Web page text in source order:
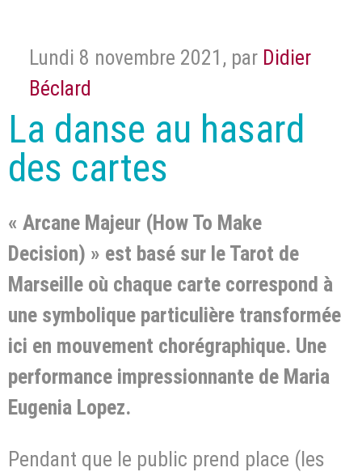
Lundi 8 novembre 2021 , par Didier
Béclard
La danse au hasard
des cartes
« Arcane Majeur (How To Make
Decision) » est basé sur le Tarot de
Marseille où chaque carte correspond à
une symbolique particulière transformée
ici en mouvement chorégraphique. Une
performance impressionnante de Maria
Eugenia Lopez.
Pendant que le public prend place (les